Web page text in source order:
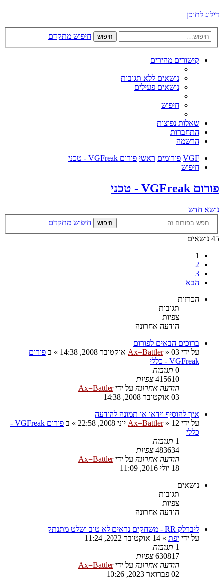
דילוג לתוכן
חיפוש חיפוש מתקדם
קישורים מהירים
נושאים ללא תגובות
נושאים פעילים
חיפוש
שאלות נפוצות
התחברות
הרשמה
VGF פורומים ראשי פורום VGFreak - טכני
חיפוש
פורום VGFreak - טכני
נושא חדש
חיפוש
חיפוש מתקדם
45 נושאים
1
2
3
הבא
הכרזות
תגובות
צפיות
הודעה אחרונה
ברוכים הבאים לפורום
על ידי
Ax=Battler» 03 אוקטובר 2008, 14:38 » ב פורום
VGFreak - כללי
0 תגובות
415610 צפיות
הודעה אחרונה על ידיAx=Battler
03 אוקטובר 2008, 14:38
איך להוסיף וידאו או תמונה להודעה
על ידי
Ax=Battler» 12 יוני 2008, 22:58 » ב
פורום VGFreak -
כללי
1 תגובות
483634 צפיות
הודעה אחרונה על ידיAx=Battler
18 יולי 2016, 11:09
נושאים
תגובות
צפיות
הודעה אחרונה
ליברלק RR - משחקים נראים לא טוב ושלט מתנתק
על ידי יפת » 14 אוקטובר 2022, 11:24
1 תגובות
630817 צפיות
הודעה אחרונה על ידיAx=Battler
02 פברואר 2023, 10:26